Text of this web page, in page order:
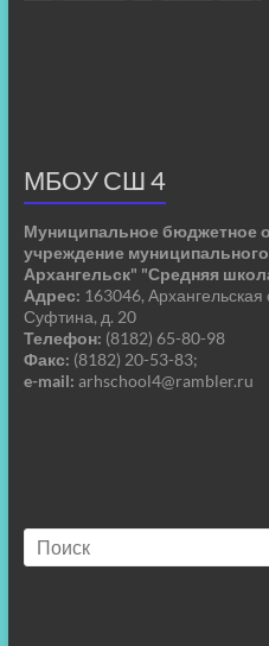
МБОУ СШ 4
Муниципальное бюджетное
учреждение
Архангельск" "Средняя
Адрес: 163046, Архангельская
Суфтина, д. 20
Телефон: (8182) 65-80-98
Факс: (8182) 20-53-83;
e-mail: arhschool4@rambler.ru